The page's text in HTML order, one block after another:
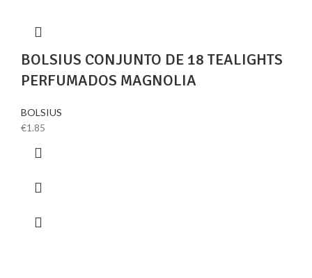
BOLSIUS CONJUNTO DE 18 TEALIGHTS
PERFUMADOS MAGNOLIA
BOLSIUS
€1.85